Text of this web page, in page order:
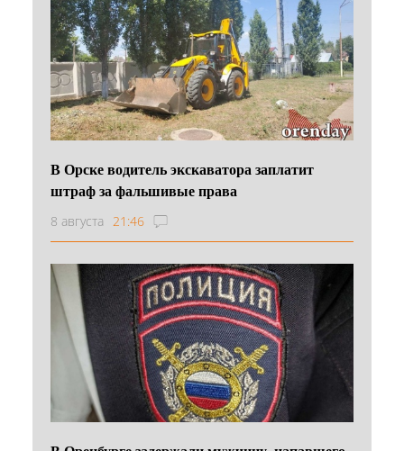
В Орске водитель экскаватора заплатит
штраф за фальшивые права
8 августа 21:46